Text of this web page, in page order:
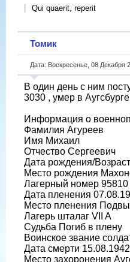
Qui quaerit, reperit
Томик
Дата: Воскресенье, 08
В один день с ним
3030 , умер в
Информация о
Фамилия Агуреев
Имя Михаил
Отчество Сергеевич
Дата рождения/
Место рождения
Лагерный номер 95810
Дата пленения
Место пленения
Лагерь шталаг VII A
Судьба Погиб в плену
Воинское звание
Дата смерти 15.08.1942
Место захоронения